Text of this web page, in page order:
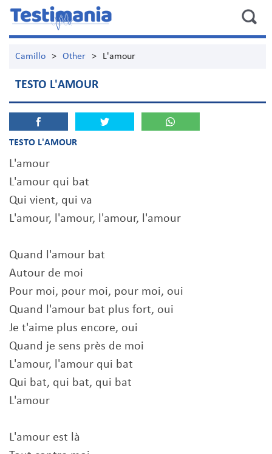
Camillo > Other > L'amour
TESTO L'AMOUR
TESTO L'AMOUR
L'amour
L'amour qui bat
Qui vient, qui va
L'amour, l'amour, l'amour, l'amour
Quand l'amour bat
Autour de moi
Pour moi, pour moi, pour moi, oui
Quand l'amour bat plus fort, oui
Je t'aime plus encore, oui
Quand je sens près de moi
L'amour, l'amour qui bat
Qui bat, qui bat, qui bat
L'amour
L'amour est là